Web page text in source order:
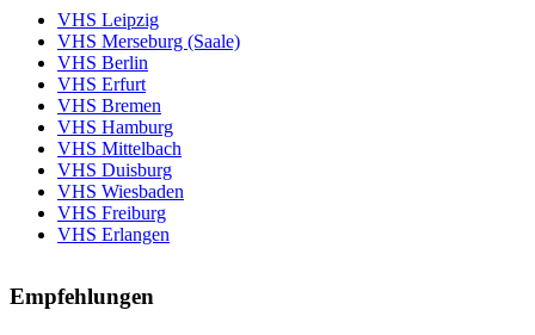
VHS Leipzig
VHS Merseburg (Saale)
VHS Berlin
VHS Erfurt
VHS Bremen
VHS Hamburg
VHS Mittelbach
VHS Duisburg
VHS Wiesbaden
VHS Freiburg
VHS Erlangen
Empfehlungen